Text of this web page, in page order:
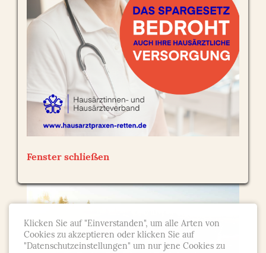
Fenster schließen
Für bestimmte Führerscheinklassen können wir auch
Gesundheitsatteste erstellen. Meist liegt dafür ein
Formblatt vor.
Bei schwerwiegenden Erkrankungen wie
Krampfleiden, Diabetes mellitus o.ä. wird allerdings
meist ein Gutachten vom Verkehrsmediziner
gefordert.
BITTE SPRECHEN SIE UNS AN!
Klicken Sie auf "Einverstanden", um alle Arten von
Cookies zu akzeptieren oder klicken Sie auf
"Datenschutzeinstellungen" um nur jene Cookies zu